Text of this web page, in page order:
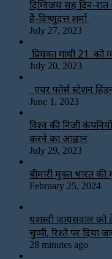
दिग्विजय सिंह दिन-
हैं-विष्णुदत्त शर्मा
July 27, 2023
प्रियंका गांधी 21 को
July 20, 2023
एयर फोर्स स्टेशन
June 1, 2023
विश्‍व की निजी
करने का आह्वान
July 29, 2023
बीमारी मुक्त भारत की
February 25, 2024
यशस्वी जायसवाल को
चुप्पी, रिश्ते पर दिया
28 minutes ago